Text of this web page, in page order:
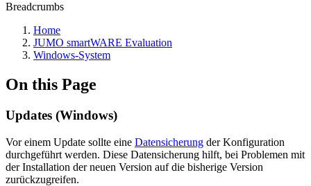
Breadcrumbs
Home
JUMO smartWARE Evaluation
Windows-System
On this Page
Updates (Windows)
Vor einem Update sollte eine Datensicherung der Konfiguration
durchgeführt werden. Diese Datensicherung hilft, bei Problemen mit
der Installation der neuen Version auf die bisherige Version
zurückzugreifen.